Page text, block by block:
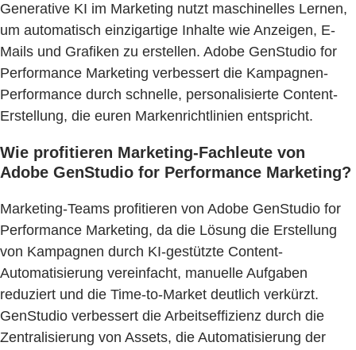
Generative KI im Marketing nutzt maschinelles Lernen,
um automatisch einzigartige Inhalte wie Anzeigen, E-
Mails und Grafiken zu erstellen. Adobe GenStudio for
Performance Marketing verbessert die Kampagnen-
Performance durch schnelle, personalisierte Content-
Erstellung, die euren Markenrichtlinien entspricht.
Wie profitieren Marketing-Fachleute von
Adobe GenStudio for Performance Marketing?
Marketing-Teams profitieren von Adobe GenStudio for
Performance Marketing, da die Lösung die Erstellung
von Kampagnen durch KI-gestützte Content-
Automatisierung vereinfacht, manuelle Aufgaben
reduziert und die Time-to-Market deutlich verkürzt.
GenStudio verbessert die Arbeitseffizienz durch die
Zentralisierung von Assets, die Automatisierung der